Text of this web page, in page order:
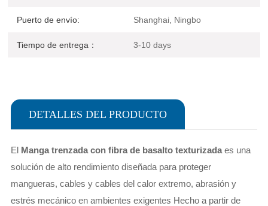
Puerto de envío: Shanghai, Ningbo
Tiempo de entrega： 3-10 days
DETALLES DEL PRODUCTO
El Manga trenzada con fibra de basalto texturizadaes una
solución de alto rendimiento diseñada para proteger
mangueras, cables y cables del calor extremo, abrasión y
estrés mecánico en ambientes exigentes Hecho a partir de